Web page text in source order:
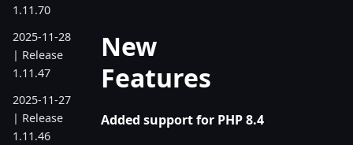
1.11.70
2025-11-28
| Release
1.11.47
2025-11-27
| Release
1.11.46
New
Features
Added support for PHP 8.4